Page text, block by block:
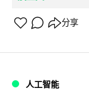
分享
人工智能